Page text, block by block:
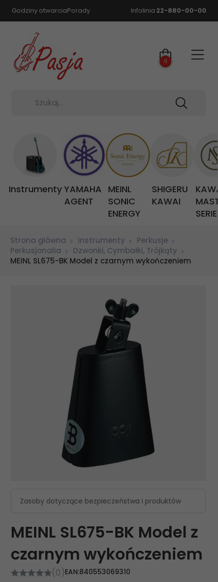
Godziny otwarciaPorady Infolinia 22-880-00-00
Szukaj...
0
Instrumenty YAMAHA
AGENT
MEINL
SONIC
ENERGY
SHIGERU
KAWAI
Strona główna Instrumenty
Perkusje
Perkusjonalia
Dzwonki, Cymbałki, Trójkąty
MEINL SL675-BK Model z czarnym wykończeniem
Zasoby dotyczące bezpieczeństwa i produktów
MEINL SL675-BK Model z
czarnym wykończeniem
(0)EAN:840553069310